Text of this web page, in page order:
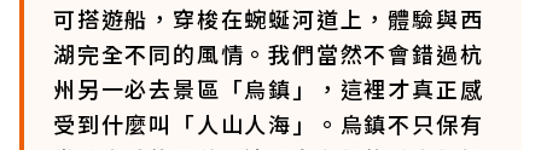
可搭遊船，穿梭在蜿蜒河道上，體驗與西
湖完全不同的風情。我們當然不會錯過杭
州另一必去景區「烏鎮」，這裡才真正感
受到什麼叫「人山人海」。烏鎮不只保有